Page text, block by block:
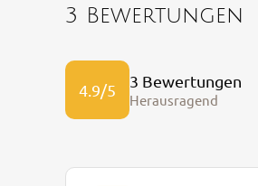
3 Bewertungen
4.9/5 3 Bewertungen
Herausragend